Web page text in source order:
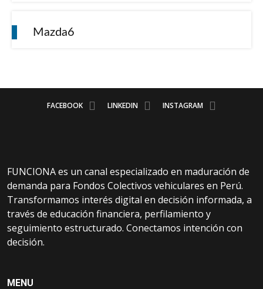
Mazda6
FACEBOOK LINKEDIN INSTAGRAM
FUNCIONA es un canal especializado en maduración de
demanda para Fondos Colectivos vehiculares en Perú.
Transformamos interés digital en decisión informada, a
través de educación financiera, perfilamiento y
seguimiento estructurado. Conectamos intención con
decisión.
MENU